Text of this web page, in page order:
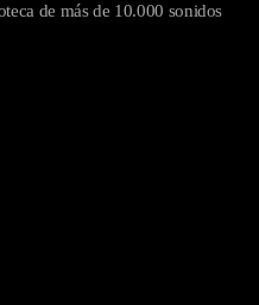
de más de 10.000 sonidos